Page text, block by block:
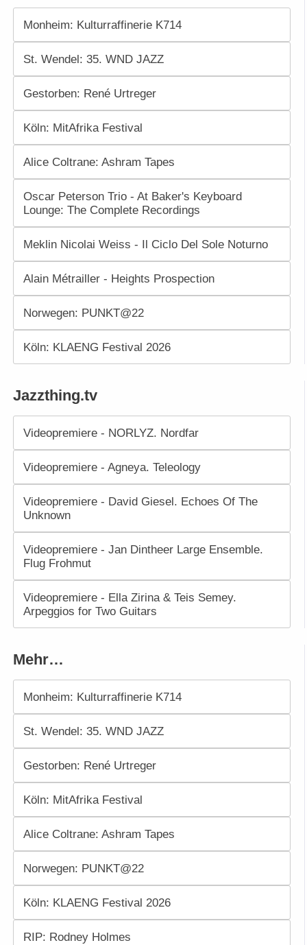
Monheim: Kulturraffinerie K714
St. Wendel: 35. WND JAZZ
Gestorben: René Urtreger
Köln: MitAfrika Festival
Alice Coltrane: Ashram Tapes
Oscar Peterson Trio - At Baker's Keyboard
Lounge: The Complete Recordings
Meklin Nicolai Weiss - Il Ciclo Del Sole Noturno
Alain Métrailler - Heights Prospection
Norwegen: PUNKT@22
Köln: KLAENG Festival 2026
Jazzthing.tv
Videopremiere - NORLYZ. Nordfar
Videopremiere - Agneya. Teleology
Videopremiere - David Giesel. Echoes Of The
Unknown
Videopremiere - Jan Dintheer Large Ensemble.
Flug Frohmut
Videopremiere - Ella Zirina & Teis Semey.
Arpeggios for Two Guitars
Mehr…
Monheim: Kulturraffinerie K714
St. Wendel: 35. WND JAZZ
Gestorben: René Urtreger
Köln: MitAfrika Festival
Alice Coltrane: Ashram Tapes
Norwegen: PUNKT@22
Köln: KLAENG Festival 2026
RIP: Rodney Holmes